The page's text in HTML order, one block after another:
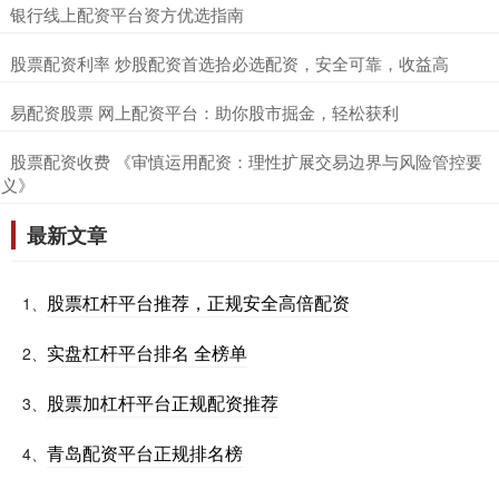
​银行线上配资平台资方优选指南
​股票配资利率 炒股配资首选拾必选配资，安全可靠，收益高
​易配资股票 网上配资平台：助你股市掘金，轻松获利
​股票配资收费 《审慎运用配资：理性扩展交易边界与风险管控要
义》
最新文章
1、 股票杠杆平台推荐，正规安全高倍配资
2、 实盘杠杆平台排名 全榜单
3、 股票加杠杆平台正规配资推荐
4、 青岛配资平台正规排名榜